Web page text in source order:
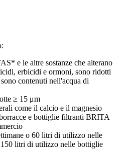
e le altre sostanze che alterano
erbicidi e ormoni, sono ridotti
contenuti nell'acqua di
≥ 15 μm
come il calcio e il magnesio
e bottiglie filtranti BRITA
o 60 litri di utilizzo nelle
litri di utilizzo nelle bottiglie